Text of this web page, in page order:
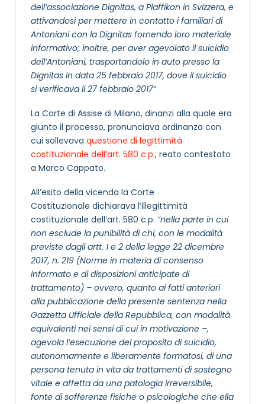
dell’associazione Dignitas, a Plaffikon in Svizzera, e
attivandosi per mettere in contatto i familiari di
Antoniani con la Dignitas fornendo loro materiale
informativo; inoltre, per aver agevolato il suicidio
dell’Antoniani, trasportandolo in auto presso la
Dignitas in data 25 febbraio 2017, dove il suicidio
si verificava il 27 febbraio 2017”
La Corte di Assise di Milano, dinanzi alla quale era
giunto il processo, pronunciava ordinanza con
cui sollevava questione di legittimità
costituzionale dell’art. 580 c.p., reato contestato
a Marco Cappato.
All’esito della vicenda la Corte
Costituzionale dichiarava l’illegittimità
costituzionale dell’art. 580 c.p. “nella parte in cui
non esclude la punibilità di chi, con le modalità
previste dagli artt. 1 e 2 della legge 22 dicembre
2017, n. 219 (Norme in materia di consenso
informato e di disposizioni anticipate di
trattamento) – ovvero, quanto ai fatti anteriori
alla pubblicazione della presente sentenza nella
Gazzetta Ufficiale della Repubblica, con modalità
equivalenti nei sensi di cui in motivazione –,
agevola l’esecuzione del proposito di suicidio,
autonomamente e liberamente formatosi, di una
persona tenuta in vita da trattamenti di sostegno
vitale e affetta da una patologia irreversibile,
fonte di sofferenze fisiche o psicologiche che ella